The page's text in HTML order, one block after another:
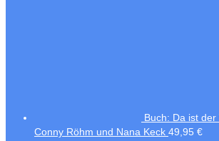
Buch: Da ist der
Conny Röhm und Nana Keck 49,95 €